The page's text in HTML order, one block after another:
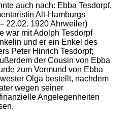
auch nach: Ebba Tesdorpf,
Alt-Hamburgs
22.02. 1920 Ahrweiler)
war mit Adolph Tesdorpf
und er ein Enkel des
Peter Hinrich Tesdorpf;
der Cousin von Ebba
zum Vormund von Ebba
Olga bestellt, nachdem
wegen seiner
Angelegenheiten